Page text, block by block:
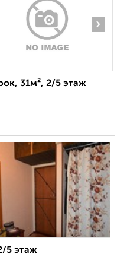
›
31м², 2/5 этаж
5 этаж